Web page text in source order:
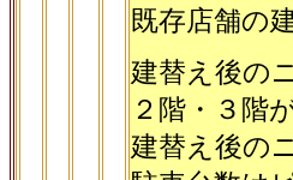
既存店舗の
建替え後の
２階・３階
建替え後の